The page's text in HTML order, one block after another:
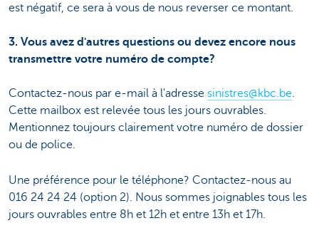
est négatif, ce sera à vous de nous reverser ce montant.
3. Vous avez d'autres questions ou devez encore nous
transmettre votre numéro de compte?
Contactez-nous par e-mail à l'adresse sinistres@kbc.be.
Cette mailbox est relevée tous les jours ouvrables.
Mentionnez toujours clairement votre numéro de dossier
ou de police.
Une préférence pour le téléphone? Contactez-nous au
016 24 24 24 (option 2). Nous sommes joignables tous les
jours ouvrables entre 8h et 12h et entre 13h et 17h.